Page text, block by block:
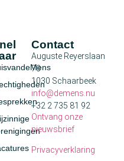
Contact
Auguste Reyerslaan
70
1030 Schaarbeek
info@demens.nu
+32 2 735 81 92
Ontvang onze
nieuwsbrief
Privacyverklaring